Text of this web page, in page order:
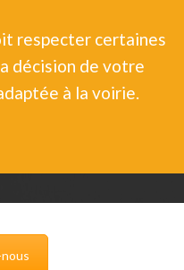
respecter certaines
décision de votre
à la voirie.